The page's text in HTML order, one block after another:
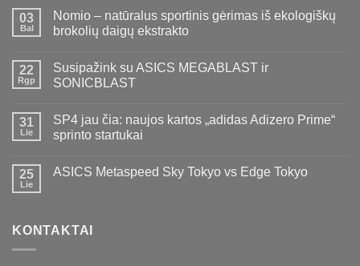
03
Bal
Nomio – natūralus sportinis gėrimas iš ekologiškų
brokolių daigų ekstrakto
22
Rgp
Susipažink su ASICS MEGABLAST ir
SONICBLAST
31
Lie
SP4 jau čia: naujos kartos „adidas Adizero Prime“
sprinto startukai
25
Lie
ASICS Metaspeed Sky Tokyo vs Edge Tokyo
KONTAKTAI